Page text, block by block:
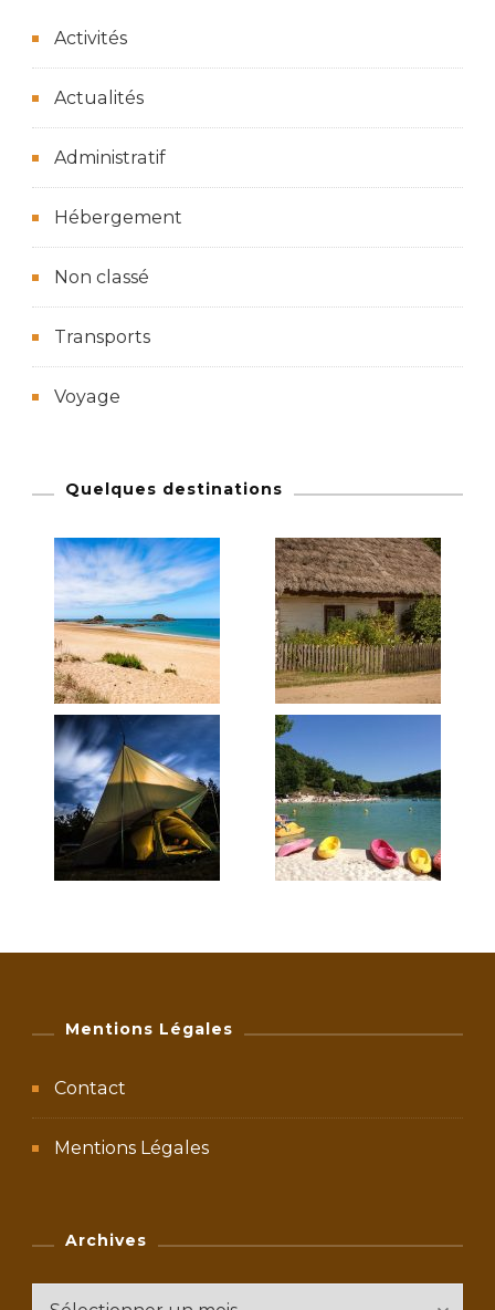
Activités
Actualités
Administratif
Hébergement
Non classé
Transports
Voyage
Quelques destinations
Mentions Légales
Contact
Mentions Légales
Archives
Archives